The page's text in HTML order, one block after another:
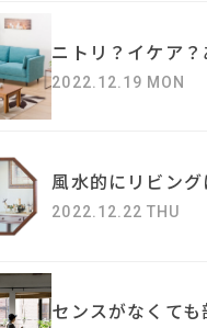
ニトリ？イケア
2022.12.19 MON
風水的にリビン
2022.12.22 THU
センスがなくて